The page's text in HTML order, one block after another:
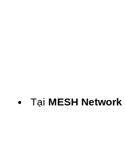
Tại MESH Network